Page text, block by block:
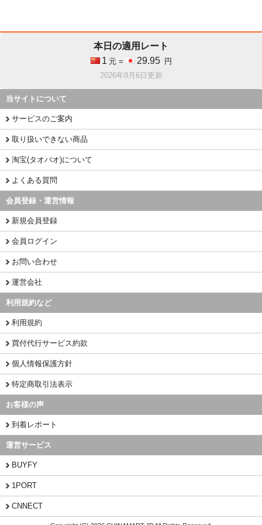
本日の適用レート
1 元 = 29.95
円
2026年8月6日更新
当サイトについて
サービスのご案内
取り扱いできない商品
淘宝(タオバオ)について
よくある質問
会員登録・運営情報
新規会員登録
会員ログイン
お問い合わせ
運営会社
利用規約など
利用規約
買付代行サービス約款
個人情報保護方針
特定商取引法表示
お客様の声
到着レポート
運営サービス
BUYFY
1PORT
CNNECT